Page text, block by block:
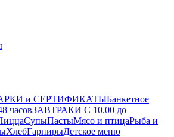
и СЕРТИФИКАТЫБанкетное
часовЗАВТРАКИ С 10.00 до
СупыПастыМясо и птицаРыба и
ХлебГарнирыДетское меню